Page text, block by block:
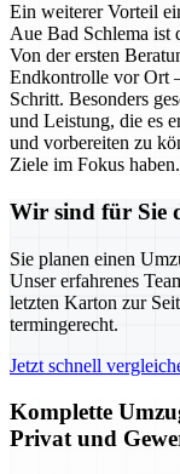
Ein weiterer Vorteil
Aue Bad Schlema ist
Von der ersten
Endkontrolle vor Ort
Schritt. Besonders
und Leistung, die es
und vorbereiten zu
Ziele im Fokus haben.
Wir sind für Sie
Sie planen einen
Unser erfahrenes
letzten Karton zur
termingerecht.
Jetzt schnell
Komplette
Privat und